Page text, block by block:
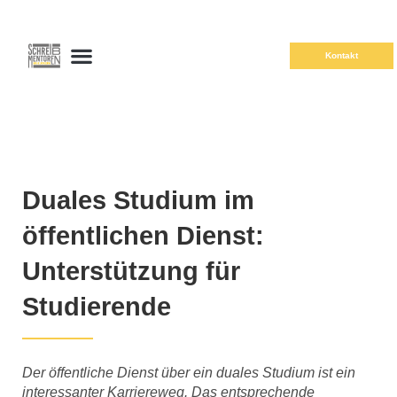
Kontakt
Duales Studium im
öffentlichen Dienst:
Unterstützung für
Studierende
Der öffentliche Dienst über ein duales Studium ist ein
interessanter Karriereweg. Das entsprechende